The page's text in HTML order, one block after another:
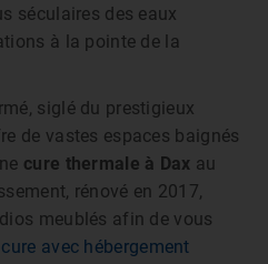
séculaires des eaux
à la pointe de la
siglé du prestigieux
de vastes espaces baignés
cure thermale à Dax au
rénové en 2017,
meublés afin de vous
cure avec hébergement